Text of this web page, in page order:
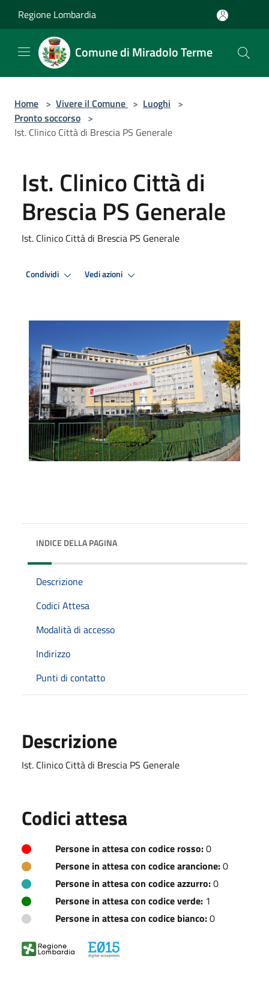
Regione Lombardia
Comune di Miradolo Terme
Home > Vivere il Comune > Luoghi >
Pronto soccorso >
Ist. Clinico Città di Brescia PS Generale
Ist. Clinico Città di
Brescia PS Generale
Ist. Clinico Città di Brescia PS Generale
Condividi Vedi azioni
INDICE DELLA PAGINA
Descrizione
Codici Attesa
Modalità di accesso
Indirizzo
Punti di contatto
Descrizione
Ist. Clinico Città di Brescia PS Generale
Codici attesa
Persone in attesa con codice rosso:0
Persone in attesa con codice arancione:0
Persone in attesa con codice azzurro:0
Persone in attesa con codice verde: 1
Persone in attesa con codice bianco:0